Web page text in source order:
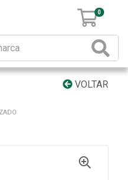
0
VOLTAR